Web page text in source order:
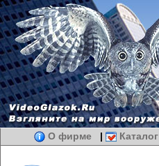
О фирме | Каталог